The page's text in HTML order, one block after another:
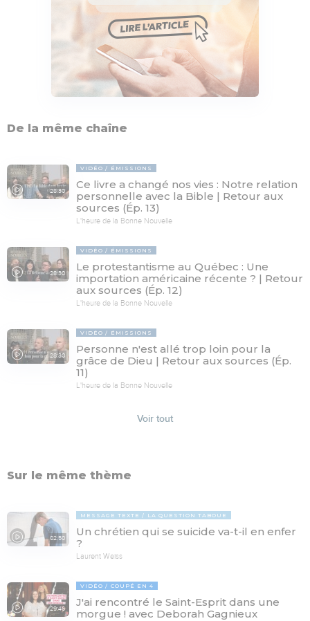
De la même chaîne
28:30
VIDÉO ÉMISSIONS
Ce livre a changé nos vies : Notre relation
personnelle avec la Bible | Retour aux
sources (Ép. 13)
L'heure de la Bonne Nouvelle
28:30
VIDÉO ÉMISSIONS
Le protestantisme au Québec : Une
importation américaine récente ? | Retour
aux sources (Ép. 12)
L'heure de la Bonne Nouvelle
28:30
VIDÉO ÉMISSIONS
Personne n'est allé trop loin pour la
grâce de Dieu | Retour aux sources (Ép.
11)
L'heure de la Bonne Nouvelle
Voir tout
Sur le même thème
02:50
MESSAGE TEXTE LA QUESTION TABOUE
Un chrétien qui se suicide va-t-il en enfer
?
Laurent Weiss
29:46
VIDÉO COUPÉ EN 4
J'ai rencontré le Saint-Esprit dans une
morgue ! avec Deborah Gagnieux